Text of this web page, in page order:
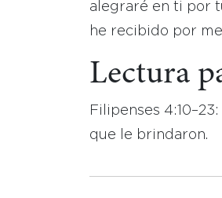
alegraré en ti por
he recibido por
Lectura
Filipenses
que le brindaron.